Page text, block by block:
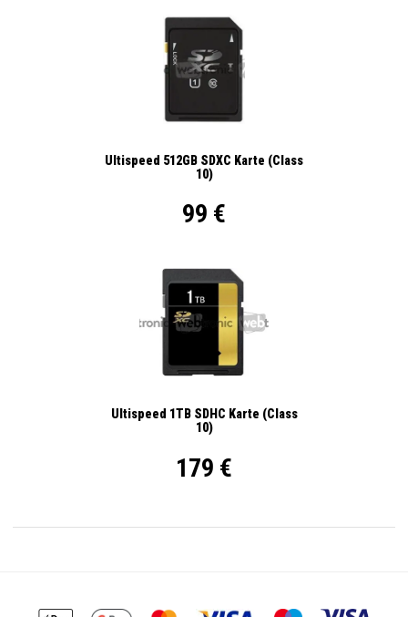
Ultispeed 512GB SDXC Karte (Class
10)
99 €
Ultispeed 1TB SDHC Karte (Class
10)
179 €